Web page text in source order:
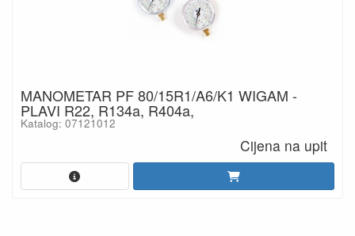
MANOMETAR PF 80/15R1/A6/K1 WIGAM -
PLAVI R22, R134a, R404a,
Katalog: 07121012
Cijena na upit